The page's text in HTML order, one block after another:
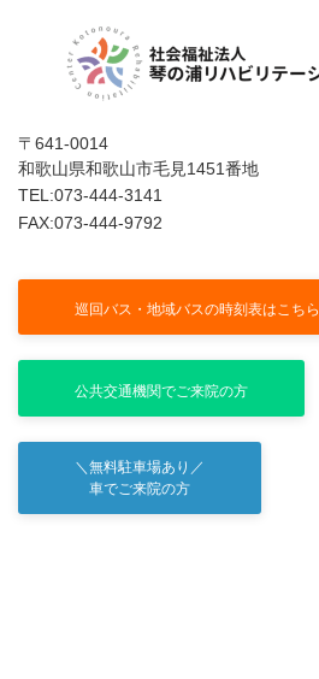
〒641-0014
和歌山県和歌山市毛見1451番地
TEL:073-444-3141
FAX:073-444-9792
巡回バス・地域バスの時刻表はこちら
公共交通機関でご来院の方
＼無料駐車場あり／
車でご来院の方